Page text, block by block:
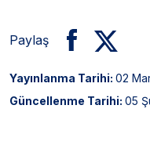
Paylaş
Yayınlanma Tarihi: 02
Güncellenme Tarihi: 05